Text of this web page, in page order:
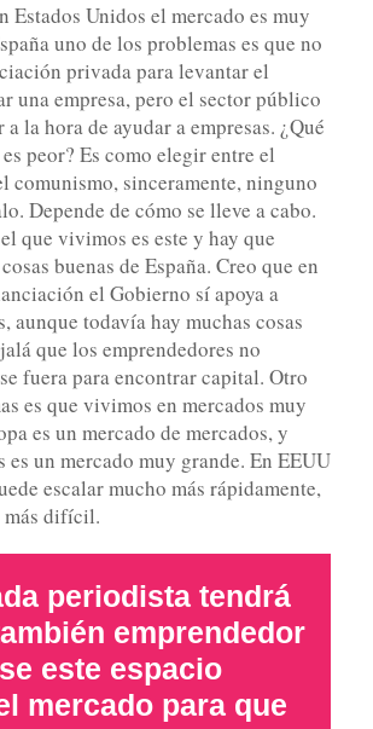
Estados Unidos el mercado es muy
uno de los problemas es que no
privada para levantar el
una empresa, pero el sector público
la hora de ayudar a empresas. ¿Qué
peor? Es como elegir entre el
comunismo, sinceramente, ninguno
Depende de cómo se lleve a cabo.
que vivimos es este y hay que
buenas de España. Creo que en
el Gobierno sí apoya a
aunque todavía hay muchas cosas
que los emprendedores no
fuera para encontrar capital. Otro
es que vivimos en mercados muy
es un mercado de mercados, y
es un mercado muy grande. En EEUU
escalar mucho más rápidamente,
más difícil.
periodista tendrá
emprendedor
este espacio
mercado para que